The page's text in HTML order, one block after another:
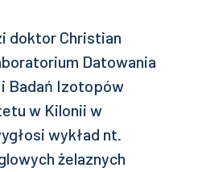
doktor Christian
Datowania
Badań Izotopów
w Kilonii w
wykład nt.
żelaznych